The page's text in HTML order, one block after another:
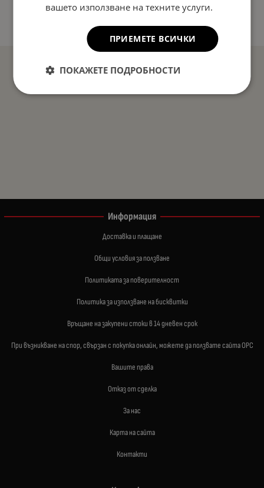
Информация
Доставка и плащане
Общи условия за ползване
Политиката за поверителност
Политика за използване на бисквитки
Връщане на закупени стоки в 14 дневен срок
При възникване на спор, свързан с покупка онлайн, можете да ползвате сайта ОРС
Вашите права
Отказ от сделка
За нас
Карта на сайта
Контакти
вашето използване на техните услуги.
ПРИЕМЕТЕ ВСИЧКИ
ПОКАЖЕТЕ ПОДРОБНОСТИ